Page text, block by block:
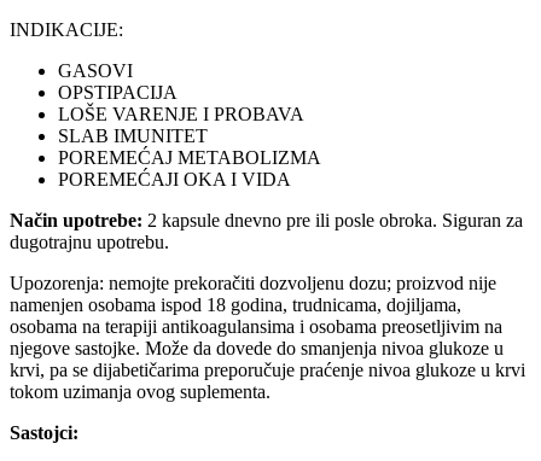
INDIKACIJE:
GASOVI
OPSTIPACIJA
LOŠE VARENJE I PROBAVA
SLAB IMUNITET
POREMEĆAJ METABOLIZMA
POREMEĆAJI OKA I VIDA
Način upotrebe: 2 kapsule dnevno pre ili posle obroka. Siguran za
dugotrajnu upotrebu.
Upozorenja: nemojte prekoračiti dozvoljenu dozu; proizvod nije
namenjen osobama ispod 18 godina, trudnicama, dojiljama,
osobama na terapiji antikoagulansima i osobama preosetljivim na
njegove sastojke. Može da dovede do smanjenja nivoa glukoze u
krvi, pa se dijabetičarima preporučuje praćenje nivoa glukoze u krvi
tokom uzimanja ovog suplementa.
Sastojci: